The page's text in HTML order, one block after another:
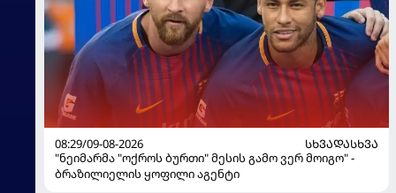
08:29/09-08-2026
ᲡᲮᲕᲐᲓᲐᲡᲮᲕᲐ
"ნეიმარმა "ოქროს ბურთი" მესის გამო ვერ მოიგო" -
ბრაზილიელის ყოფილი აგენტი